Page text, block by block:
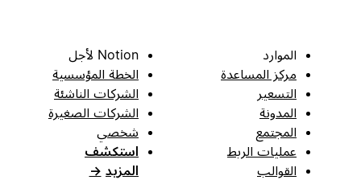
الموارد
مركز المساعدة
التسعير
المدونة
المجتمع
عمليات الربط
القوالب
Notion لأجل
الخطة المؤسسية
الشركات الناشئة
الشركات الصغيرة
شخصي
استكشف
المزيد →